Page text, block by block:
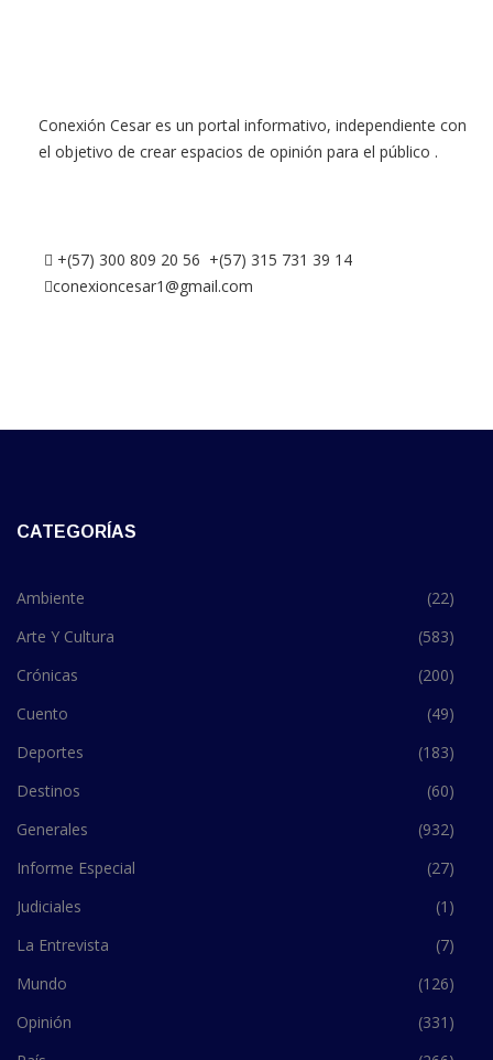
Conexión Cesar es un portal informativo, independiente con
el objetivo de crear espacios de opinión para el público .
+(57) 300 809 20 56 +(57) 315 731 39 14
conexioncesar1@gmail.com
CATEGORÍAS
Ambiente
(22)
Arte Y Cultura
(583)
Crónicas
(200)
Cuento
(49)
Deportes
(183)
Destinos
(60)
Generales
(932)
Informe Especial
(27)
Judiciales
(1)
La Entrevista
(7)
Mundo
(126)
Opinión
(331)